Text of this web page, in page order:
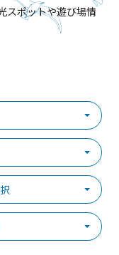
スポットや遊び場情